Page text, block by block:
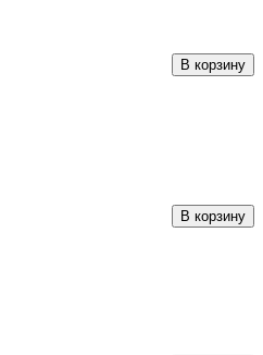
В корзину
В корзину